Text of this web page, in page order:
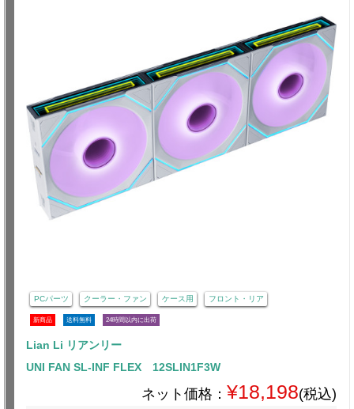
PCパーツ クーラー・ファン ケース用 フロント・リア
新商品 送料無料 24時間以内に出荷
Lian Li リアンリー
UNI FAN SL-INF FLEX 12SLIN1F3W
ネット価格： ¥18,198(税込)